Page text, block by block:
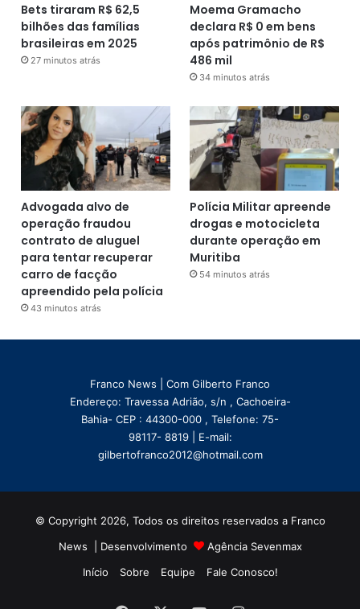
Bets tiraram R$ 62,5
bilhões das famílias
brasileiras em 2025
27 minutos atrás
Moema Gramacho
declara R$ 0 em bens
após patrimônio de R$
486 mil
34 minutos atrás
Advogada alvo de
operação fraudou
contrato de aluguel
para tentar recuperar
carro de facção
apreendido pela polícia
43 minutos atrás
Polícia Militar apreende
drogas e motocicleta
durante operação em
Muritiba
54 minutos atrás
Franco News | Com Gilberto Franco
Endereço: Travessa Adrião, s/n , Cachoeira-
Bahia- CEP : 44300-000 , Telefone: 75-
98117- 8819 | E-mail:
gilbertofranco2012@hotmail.com
© Copyright 2026, Todos os direitos reservados a Franco
News | Desenvolvimento
Agência Sevenmax
Início
Sobre Equipe Fale Conosco!